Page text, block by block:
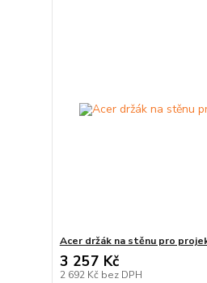
Acer držák na stěnu pro
3 257 Kč
2 692 Kč bez DPH